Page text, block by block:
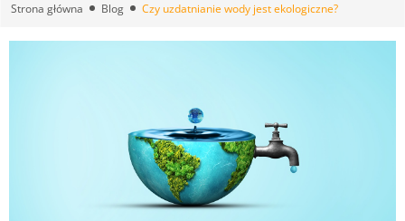
Strona główna Blog Czy uzdatnianie wody jest ekologiczne?